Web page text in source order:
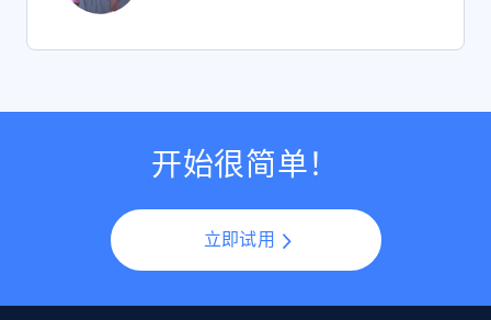
开始很简单！
立即试用